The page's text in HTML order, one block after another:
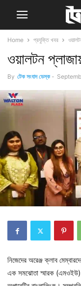
Home প্রযুক্তি খবর
ওয়ালটন
By টেক সংবাদ ডেস্ক -
নিজেদের অরেঞ্জ ক্লাব
এক সমঝোতা স্মারক (এমওইউ)